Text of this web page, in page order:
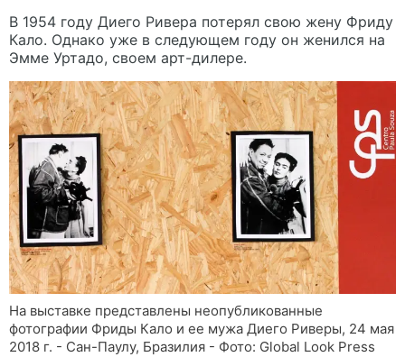
В 1954 году Диего Ривера потерял свою жену Фриду
Кало. Однако уже в следующем году он женился на
Эмме Уртадо, своем арт-дилере.
На выставке представлены неопубликованные
фотографии Фриды Кало и ее мужа Диего Риверы, 24 мая
2018 г. - Сан-Паулу, Бразилия - Фото: Global Look Press